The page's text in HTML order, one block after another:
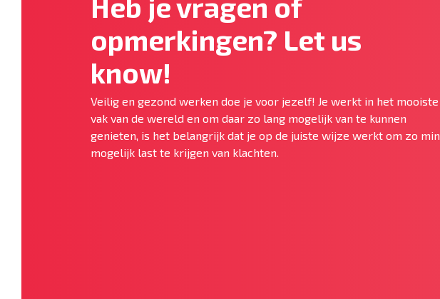
Heb je vragen of
opmerkingen? Let us
know!
Veilig en gezond werken doe je voor jezelf! Je werkt in het mooiste
vak van de wereld en om daar zo lang mogelijk van te kunnen
genieten, is het belangrijk dat je op de juiste wijze werkt om zo min
mogelijk last te krijgen van klachten.